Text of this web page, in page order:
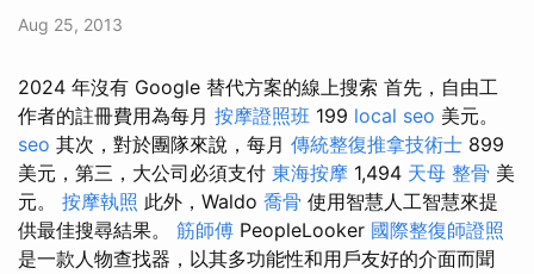
Aug 25, 2013
2024 年沒有 Google 替代方案的線上搜索 首先，自由工
作者的註冊費用為每月 按摩證照班 199 local seo 美元。
seo 其次，對於團隊來說，每月 傳統整復推拿技術士 899
美元，第三，大公司必須支付 東海按摩 1,494 天母 整骨 美
元。 按摩執照 此外，Waldo 喬骨 使用智慧人工智慧來提
供最佳搜尋結果。 筋師傅 PeopleLooker 國際整復師證照
是一款人物查找器，以其多功能性和用戶友好的介面而聞